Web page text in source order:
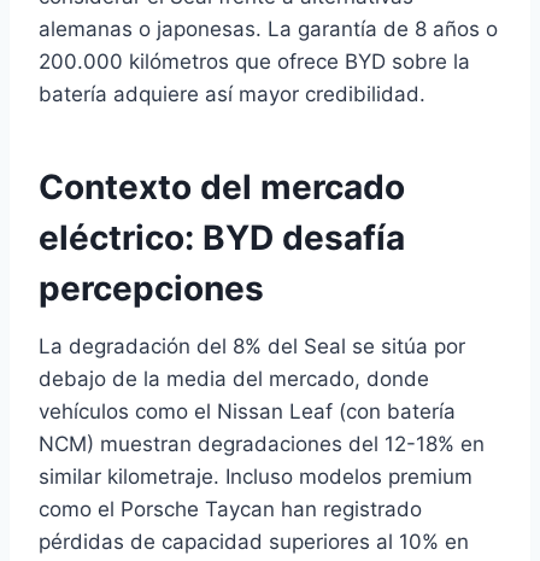
alemanas o japonesas. La garantía de 8 años o
200.000 kilómetros que ofrece BYD sobre la
batería adquiere así mayor credibilidad.
Contexto del mercado
eléctrico: BYD desafía
percepciones
La degradación del 8% del Seal se sitúa por
debajo de la media del mercado, donde
vehículos como el Nissan Leaf (con batería
NCM) muestran degradaciones del 12-18% en
similar kilometraje. Incluso modelos premium
como el Porsche Taycan han registrado
pérdidas de capacidad superiores al 10% en